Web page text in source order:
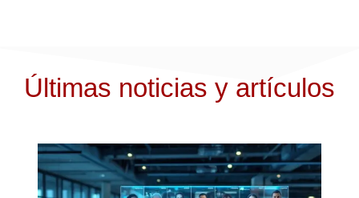
Últimas noticias y artículos